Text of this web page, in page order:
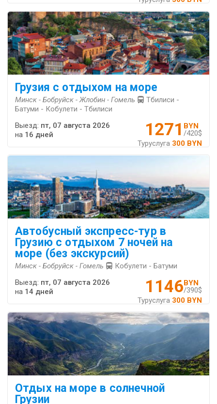
Грузия с отдыхом на море
Минск - Бобруйск - Жлобин - Гомель
Тбилиси -
Батуми - Кобулети - Тбилиси
1271 BYN
/420$
Туруслуга 300 BYN
Выезд: пт, 07 августа 2026
на 16 дней
Автобусный экспресс-тур в
Грузию с отдыхом 7 ночей на
море (без экскурсий)
Минск - Бобруйск - Гомель Кобулети - Батуми
1146BYN
/390$
Туруслуга 300 BYN
Выезд: пт, 07 августа 2026
на 14 дней
Отдых на море в солнечной
Грузии